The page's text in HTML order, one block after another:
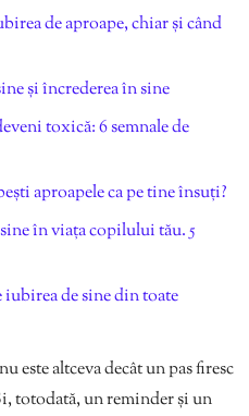
de aproape, chiar și când
și încrederea în sine
toxică: 6 semnale de
aproapele ca pe tine însuți?
în viața copilului tău. 5
iubirea de sine din toate
este altceva decât un pas firesc
totodată, un reminder și un